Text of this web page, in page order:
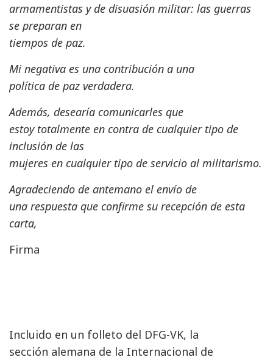
armamentistas y de disuasión militar: las guerras
se preparan en
tiempos de paz.
Mi negativa es una contribución a una
política de paz verdadera.
Además, desearía comunicarles que
estoy totalmente en contra de cualquier tipo de
inclusión de las
mujeres en cualquier tipo de servicio al militarismo.
Agradeciendo de antemano el envío de
una respuesta que confirme su recepción de esta
carta,
Firma
Incluido en un folleto del DFG-VK, la
sección alemana de la Internacional de